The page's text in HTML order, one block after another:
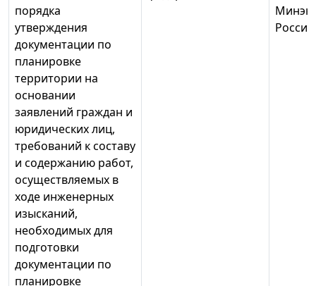
порядка
утверждения
документации по
планировке
территории на
основании
заявлений граждан и
юридических лиц,
требований к составу
и содержанию работ,
осуществляемых в
ходе инженерных
изысканий,
необходимых для
подготовки
документации по
планировке
России